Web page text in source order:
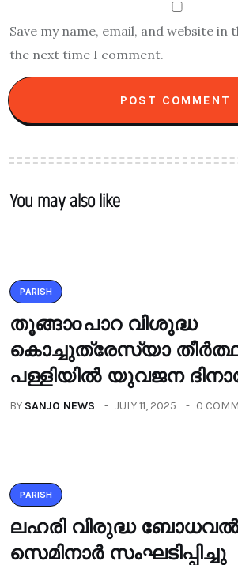
Save my name, email, and website
the next time I comment.
You may also like
PARISH
തൂങ്ങാoപാറ വിശുദ്ധ
കൊച്ചുത്രേസ്യാ
പള്ളിയിൽ യുവജന
BY SANJO NEWS JULY 11, 2025 0
PARISH
ലഹരി വിരുദ്ധ
സെമിനാർ സംഘടിപ്പിച്ചു